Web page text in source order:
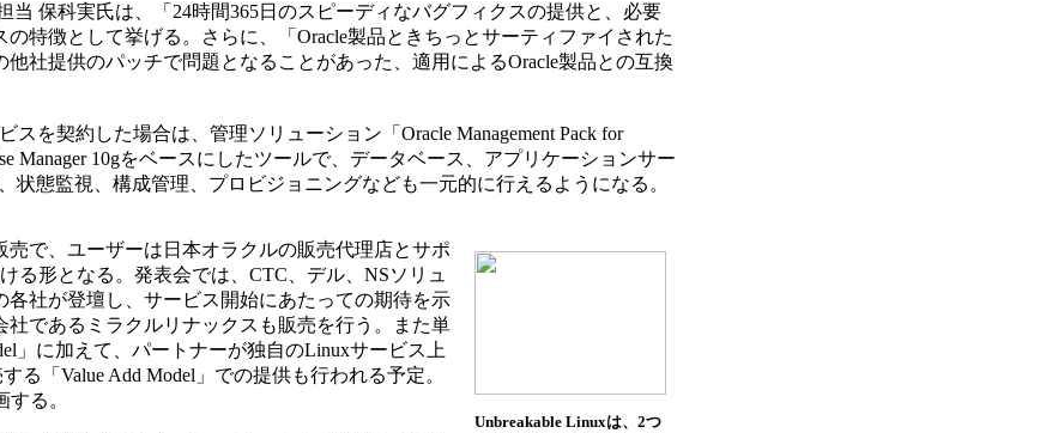
保科実氏は、「24時間365日のスピーディなバグフィクスの提供と、必要
特徴として挙げる。さらに、「Oracle製品ときちっとサーティファイされた
社提供のパッチで問題となることがあった、適用によるOracle製品との互換
スを契約した場合は、管理ソリューション「Oracle Management Pack for
Manager 10gをベースにしたツールで、データベース、アプリケーションサー
態監視、構成管理、プロビジョニングなども一元的に行えるようになる。
Unbreakable Linuxは、2つ
で、ユーザーは日本オラクルの販売代理店とサポ
る形となる。発表会では、CTC、デル、NSソリュ
社が登壇し、サービス開始にあたっての期待を示
であるミラクルリナックスも販売を行う。また単
」に加えて、パートナーが独自のLinuxサービス上
る「Value Add Model」での提供も行われる予定。
る。